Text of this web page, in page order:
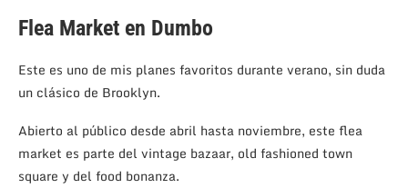
Flea Market en Dumbo
Este es uno de mis planes favoritos durante verano, sin duda
un clásico de Brooklyn.
Abierto al público desde abril hasta noviembre, este flea
market es parte del vintage bazaar, old fashioned town
square y del food bonanza.